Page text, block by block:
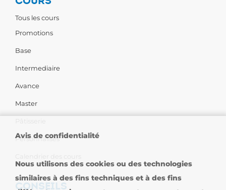
Tous les cours
Promotions
Base
Intermediaire
Avance
Master
Personnalises
CONSEILS
Avis de confidentialité
Nous utilisons des cookies ou des technologies
similaires à des fins techniques et à des fins